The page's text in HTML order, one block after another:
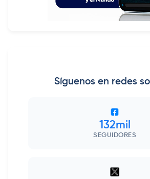
Síguenos en redes
132mil
SEGUIDORES